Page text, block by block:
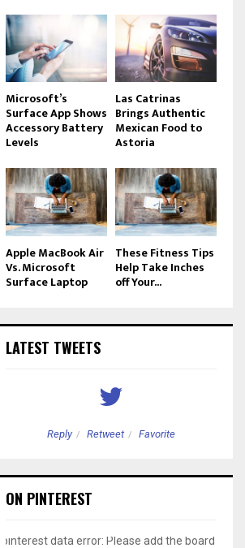
Microsoft’s
Surface App Shows
Accessory Battery
Levels
Las Catrinas
Brings Authentic
Mexican Food to
Astoria
Apple MacBook Air
Vs. Microsoft
Surface Laptop
These Fitness Tips
Help Take Inches
off Your...
LATEST TWEETS
Reply Retweet Favorite
ON PINTEREST
pinterest data error: Please add the board